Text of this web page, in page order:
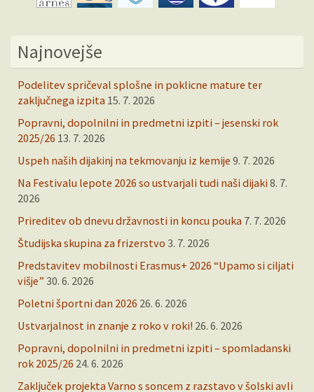
Najnovejše
Podelitev spričeval splošne in poklicne mature ter
zaključnega izpita 15. 7. 2026
Popravni, dopolnilni in predmetni izpiti – jesenski rok
2025/26 13. 7. 2026
Uspeh naših dijakinj na tekmovanju iz kemije 9. 7. 2026
Na Festivalu lepote 2026 so ustvarjali tudi naši dijaki 8. 7.
2026
Prireditev ob dnevu državnosti in koncu pouka 7. 7. 2026
Študijska skupina za frizerstvo 3. 7. 2026
Predstavitev mobilnosti Erasmus+ 2026 “Upamo si ciljati
višje” 30. 6. 2026
Poletni športni dan 2026 26. 6. 2026
Ustvarjalnost in znanje z roko v roki! 26. 6. 2026
Popravni, dopolnilni in predmetni izpiti – spomladanski
rok 2025/26 24. 6. 2026
Zaključek projekta Varno s soncem z razstavo v šolski avli